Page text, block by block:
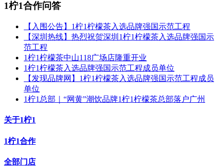
1柠1合作问答
【入围公告】1柠1柠檬茶入选品牌强国示范工程
【深圳热线】热烈祝贺深圳1柠1柠檬茶入选品牌强国示
范工程
1柠1柠檬茶中山118广场店隆重开业
1柠1柠檬茶入选品牌强国示范工程成员单位
【发现品牌网】1柠1柠檬茶入选品牌强国示范工程成员
单位
1柠1总部｜“网黄”潮饮品牌1柠1柠檬茶总部落户广州
关于1柠1
1柠1合作
全部门店